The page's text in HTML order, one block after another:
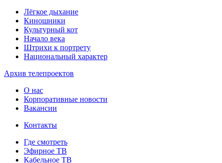
Лёгкое дыхание
Киношники
Культурный кот
Начало века
Штрихи к портрету
Национальный характер
Архив телепроектов
О нас
Корпоративные новости
Вакансии
Контакты
Где смотреть
Эфирное ТВ
Кабельное ТВ